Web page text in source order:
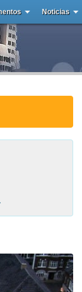
Noticias